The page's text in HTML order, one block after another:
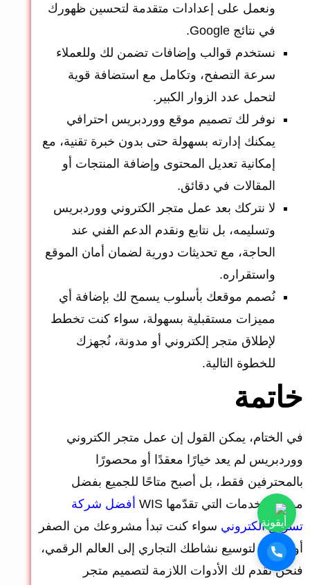
ونعمل على إعدادات متقدمة لتحسين ظهورك
في نتائج Google.
نستخدم قوالب وإضافات تضمن لك وللعملاء
سرعة التصفح، وتكامل مع استضافة قوية
لتحمل عدد الزوار الكبير.
نوفر لك تصميم موقع ووردبريس احترافي
يمكنك إدارته بسهولة حتى بدون خبرة تقنية، مع
إمكانية تعديل المحتوى وإضافة المنتجات أو
المقالات في دقائق.
لا نتركك بعد عمل متجر الكتروني ووردبريس
وتسليمه، بل نتابع ونقدم الدعم الفني عند
الحاجة، مع تحديثات دورية لضمان أمان الموقع
واستقراره.
نُصمم موقعك بأسلوب يسمح لك بإضافة أي
مميزات مستقبلية بسهولة، سواء كنت تخطط
لإطلاق متجر إلكتروني أو مدونة، نُجهزك
للخطوة التالية.
خاتمة
في الختام، يمكن القول إن عمل متجر الكتروني
ووردبريس لم يعد خيارًا معقدًا أو محصورًا
بالمحترفين فقط، بل أصبح متاحًا للجميع بفضل
مرونة الخدمات التي تقدّمها WIS
أفضل شركة
تسويق الكتروني سواء كنت تبدأ مشروعك من الصفر
أو تسعى لتوسيع نشاطك التجاري إلى العالم الرقمي،
فنحن نقدم لك الأدوات اللازمة لتصميم متجر